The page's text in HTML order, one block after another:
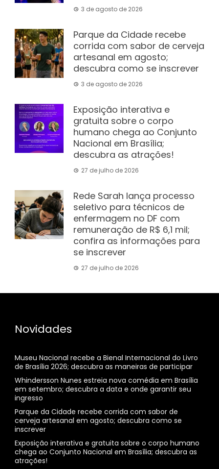
3 de agosto de 2026
Parque da Cidade recebe
corrida com sabor de cerveja
artesanal em agosto;
descubra como se inscrever
3 de agosto de 2026
Exposição interativa e
gratuita sobre o corpo
humano chega ao Conjunto
Nacional em Brasília;
descubra as atrações!
27 de julho de 2026
Rede Sarah lança processo
seletivo para técnicos de
enfermagem no DF com
remuneração de R$ 6,1 mil;
confira as informações para
se inscrever
27 de julho de 2026
Novidades
Museu Nacional recebe a Bienal Internacional do Livro
de Brasília 2026; descubra as maneiras de participar
Whindersson Nunes estreia nova comédia em Brasília
em setembro; descubra a data e onde garantir seu
ingresso
Parque da Cidade recebe corrida com sabor de
cerveja artesanal em agosto; descubra como se
inscrever
Exposição interativa e gratuita sobre o corpo humano
chega ao Conjunto Nacional em Brasília; descubra as
atrações!